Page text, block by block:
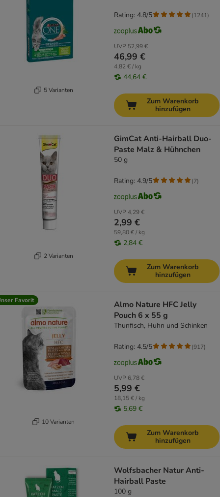
5 Varianten
UVP 52,99 €
46,99 €
4,82 € / kg
44,64 €
Rating: 4.8/5 (1241)
Zum Warenkorb
hinzufügen
2 Varianten
GimCat Anti-Hairball Duo-
Paste Malz & Hühnchen
50 g
UVP 4,29 €
2,99 €
59,80 € / kg
2,84 €
Rating: 4.9/5 (7)
Zum Warenkorb
hinzufügen
Favorit
10 Varianten
Almo Nature HFC Jelly
Pouch 6 x 55 g
Thunfisch, Huhn und Schinken
UVP 6,78 €
5,99 €
18,15 € / kg
5,69 €
Rating: 4.5/5 (917)
Zum Warenkorb
hinzufügen
Wolfsbacher Natur Anti-
Hairball Paste
100 g